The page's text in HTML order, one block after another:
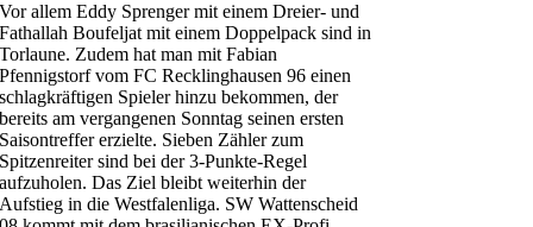
Vor allem Eddy Sprenger mit einem Dreier- und
Fathallah Boufeljat mit einem Doppelpack sind in
Torlaune. Zudem hat man mit Fabian
Pfennigstorf vom FC Recklinghausen 96 einen
schlagkräftigen Spieler hinzu bekommen, der
bereits am vergangenen Sonntag seinen ersten
Saisontreffer erzielte. Sieben Zähler zum
Spitzenreiter sind bei der 3-Punkte-Regel
aufzuholen. Das Ziel bleibt weiterhin der
Aufstieg in die Westfalenliga. SW Wattenscheid